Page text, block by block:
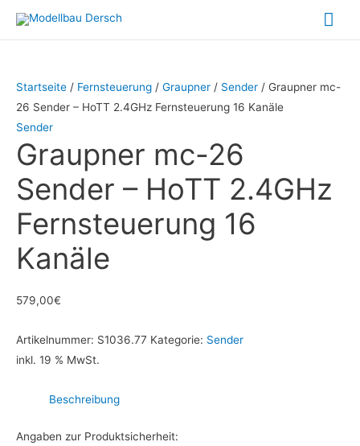
Inhalt
Startseite / Fernsteuerung / Graupner / Sender / Graupner mc-
26 Sender – HoTT 2.4GHz Fernsteuerung 16 Kanäle
Sender
Graupner mc-26
Sender – HoTT 2.4GHz
Fernsteuerung 16
Kanäle
579,00€
Artikelnummer: S1036.77 Kategorie: Sender
inkl. 19 % MwSt.
Beschreibung
Angaben zur Produktsicherheit: